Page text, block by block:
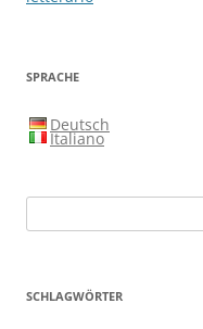
SPRACHE
Deutsch
Italiano
nach:
SCHLAGWÖRTER